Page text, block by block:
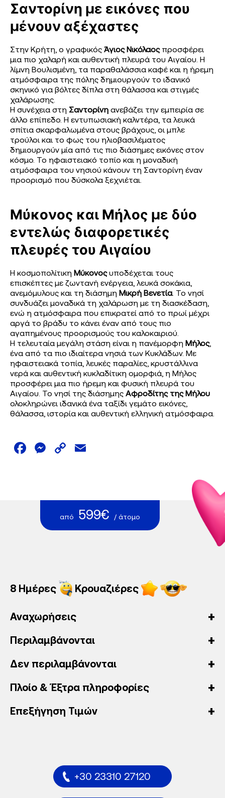
Σαντορίνη με εικόνες που
μένουν αξέχαστες
Στην Κρήτη, ο γραφικός Άγιος Νικόλαοςπροσφέρει
μια πιο χαλαρή και αυθεντική πλευρά του Αιγαίου. Η
λίμνη Βουλισμένη, τα παραθαλάσσια καφέ και η ήρεμη
ατμόσφαιρα της πόλης δημιουργούν το ιδανικό
σκηνικό για βόλτες δίπλα στη θάλασσα και στιγμές
χαλάρωσης.
Η συνέχεια στη Σαντορίνη ανεβάζει την εμπειρία σε
άλλο επίπεδο. Η εντυπωσιακή καλντέρα, τα λευκά
σπίτια σκαρφαλωμένα στους βράχους, οι μπλε
τρούλοι και το φως του ηλιοβασιλέματος
δημιουργούν μία από τις πιο διάσημες εικόνες στον
κόσμο. Το ηφαιστειακό τοπίο και η μοναδική
ατμόσφαιρα του νησιού κάνουν τη Σαντορίνη έναν
προορισμό που δύσκολα ξεχνιέται.
Μύκονος και Μήλος με δύο
εντελώς διαφορετικές
πλευρές του Αιγαίου
Η κοσμοπολίτικη Μύκονοςυποδέχεται τους
επισκέπτες με ζωντανή ενέργεια, λευκά σοκάκια,
ανεμόμυλους και τη διάσημη Μικρή Βενετία. Το νησί
συνδυάζει μοναδικά τη χαλάρωση με τη διασκέδαση,
ενώ η ατμόσφαιρα που επικρατεί από το πρωί μέχρι
αργά το βράδυ το κάνει έναν από τους πιο
αγαπημένους προορισμούς του καλοκαιριού.
Η τελευταία μεγάλη στάση είναι η πανέμορφη Μήλος,
ένα από τα πιο ιδιαίτερα νησιά των Κυκλάδων. Με
ηφαιστειακά τοπία, λευκές παραλίες, κρυστάλλινα
νερά και αυθεντική κυκλαδίτικη ομορφιά, η Μήλος
προσφέρει μια πιο ήρεμη και φυσική πλευρά του
Αιγαίου. Το νησί της διάσημης Αφροδίτης της Μήλου
ολοκληρώνει ιδανικά ένα ταξίδι γεμάτο εικόνες,
θάλασσα, ιστορία και αυθεντική ελληνική ατμόσφαιρα.
Facebook
Messenger
Copy
από 599€ / άτομο
8 Ημέρες Κρουαζιέρες
Αναχωρήσεις
Περιλαμβάνονται
Δεν περιλαμβάνονται
Πλοίο & Έξτρα πληροφορίες
Επεξήγηση Τιμών
+30 23310 27120